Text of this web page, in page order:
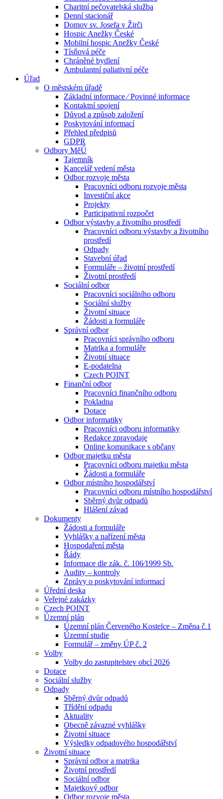
Charitní pečovatelská služba
Denní stacionář
Domov sv. Josefa v Žirči
Hospic Anežky České
Mobilní hospic Anežky České
Tísňová péče
Chráněné bydlení
Ambulantní paliativní péče
Úřad
O městském úřadě
Základní informace ⁄ Povinné informace
Kontaktní spojení
Důvod a způsob založení
Poskytování informací
Přehled předpisů
GDPR
Odbory MěÚ
Tajemník
Kancelář vedení města
Odbor rozvoje města
Pracovníci odboru rozvoje města
Investiční akce
Projekty
Participativní rozpočet
Odbor výstavby a životního prostředí
Pracovníci odboru výstavby a životního
prostředí
Odpady
Stavební úřad
Formuláře – životní prostředí
Životní prostředí
Sociální odbor
Pracovníci sociálního odboru
Sociální služby
Životní situace
Žádosti a formuláře
Správní odbor
Pracovníci správního odboru
Matrika a formuláře
Životní situace
E-podatelna
Czech POINT
Finanční odbor
Pracovníci finančního odboru
Pokladna
Dotace
Odbor informatiky
Pracovníci odboru informatiky
Redakce zpravodaje
Online komunikace s občany
Odbor majetku města
Pracovníci odboru majetku města
Žádosti a formuláře
Odbor místního hospodářství
Pracovníci odboru místního hospodářství
Sběrný dvůr odpadů
Hlášení závad
Dokumenty
Žádosti a formuláře
Vyhlášky a nařízení města
Hospodaření města
Řády
Informace dle zák. č. 106⁄1999 Sb.
Audity – kontroly
Zprávy o poskytování informací
Úřední deska
Veřejné zakázky
Czech POINT
Územní plán
Územní plán Červeného Kostelce – Změna č.1
Územní studie
Formulář – změny ÚP č. 2
Volby
Volby do zastupitelstev obcí 2026
Dotace
Sociální služby
Odpady
Sběrný dvůr odpadů
Třídění odpadu
Aktuality
Obecně závazné vyhlášky
Životní situace
Výsledky odpadového hospodářství
Životní situace
Správní odbor a matrika
Životní prostředí
Sociální odbor
Majetkový odbor
Odbor rozvoje města